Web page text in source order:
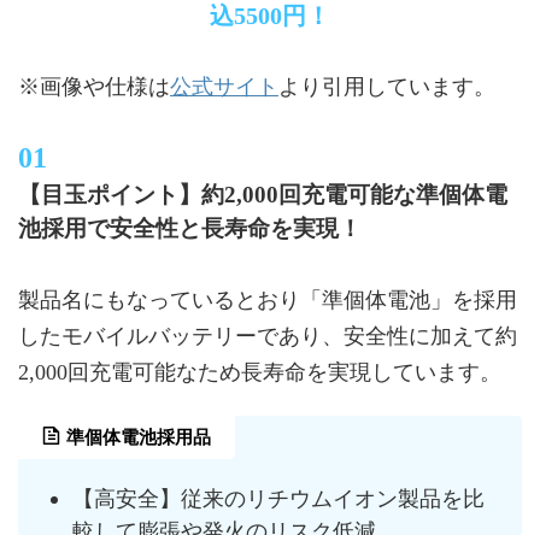
込5500円！
※画像や仕様は公式サイト より引用しています。
【目玉ポイント】約2,000回充電可能な準個体電
池採用で安全性と長寿命を実現！
製品名にもなっているとおり「準個体電池」を採用
したモバイルバッテリーであり、安全性に加えて約
2,000回充電可能なため長寿命を実現しています。
準個体電池採用品
【高安全】従来のリチウムイオン製品を比